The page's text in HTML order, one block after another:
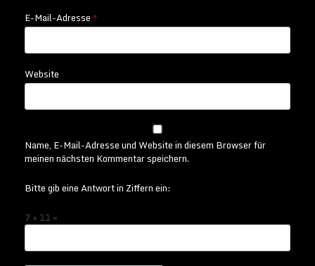
E-Mail-Adresse*
Website
Name, E-Mail-Adresse und Website in diesem Browser für
meinen nächsten Kommentar speichern.
Bitte gib eine Antwort in Ziffern ein:
7 + 11 =